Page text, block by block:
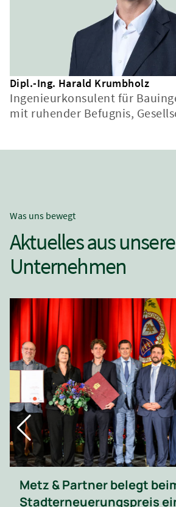
Dipl.-Ing. Harald Krumbholz
Ingenieurkonsulent für
mit ruhender Befugnis,
Was uns bewegt
Aktuelles aus
Unternehmen